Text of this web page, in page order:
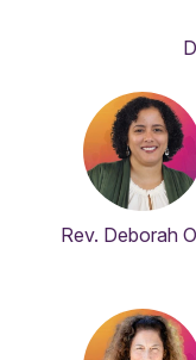
Rev. Deborah